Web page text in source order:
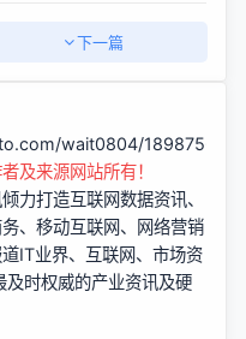
下一篇
wait0804/1898756
及来源网站所有！
力打造互联网数据资讯、
、移动互联网、网络营销
IT业界、互联网、市场资
及时权威的产业资讯及硬